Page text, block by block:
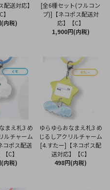
送対応】
】
内税)
[全6種セット(フルコン
プ)]【ネコポス配送対
応】【C】
1,900円(内税)
まえ札3 め
ルチャーム
コポス配送
C】
内税)
ゆらゆらおなまえ札3 め
じるしアクリルチャーム
[4.すたー]【ネコポス配
送対応】【C】
498円(内税)